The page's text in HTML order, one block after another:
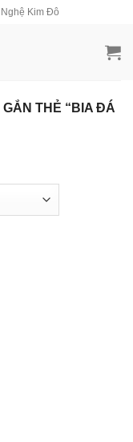
Kim Đô
THẺ “BIA ĐÁ